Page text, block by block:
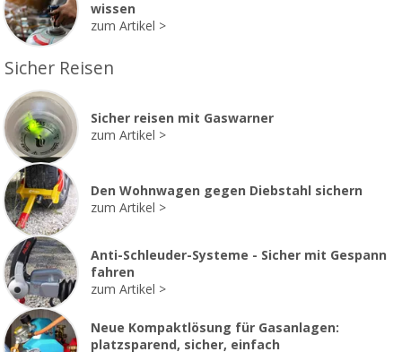
wissen
zum Artikel
Sicher Reisen
Sicher reisen mit Gaswarner
zum Artikel
Den Wohnwagen gegen Diebstahl sichern
zum Artikel
Anti-Schleuder-Systeme - Sicher mit Gespann
fahren
zum Artikel
Neue Kompaktlösung für Gasanlagen:
platzsparend, sicher, einfach